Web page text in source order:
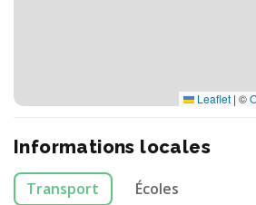
Leaflet | ©
Informations locales
Transport Écoles